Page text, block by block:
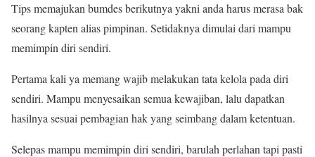
Tips memajukan bumdes berikutnya yakni anda harus merasa bak
seorang kapten alias pimpinan. Setidaknya dimulai dari mampu
memimpin diri sendiri.
Pertama kali ya memang wajib melakukan tata kelola pada diri
sendiri. Mampu menyesaikan semua kewajiban, lalu dapatkan
hasilnya sesuai pembagian hak yang seimbang dalam ketentuan.
Selepas mampu memimpin diri sendiri, barulah perlahan tapi pasti